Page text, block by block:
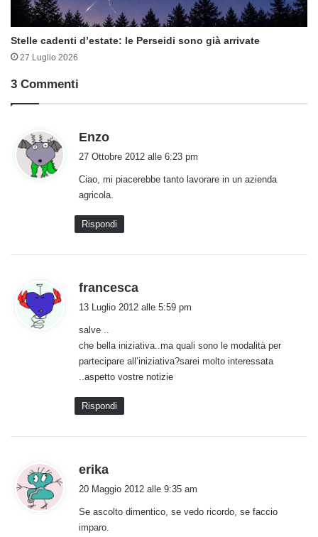
Stelle cadenti d’estate: le Perseidi sono già arrivate
27 Luglio 2026
3 Commenti
Enzo
a
e
t
t
o
27 Ottobre 2012 alle 6:23 pm
Ciao, mi piacerebbe tanto lavorare in un azienda
agricola.
Rispondi
francesca
t
t
o
13 Luglio 2012 alle 5:59 pm
salve ..
che bella iniziativa..ma quali sono le modalità per
partecipare all’iniziativa?sarei molto interessata
..aspetto vostre notizie
Rispondi
erika
e
20 Maggio 2012 alle 9:35 am
Se ascolto dimentico, se vedo ricordo, se faccio
imparo.